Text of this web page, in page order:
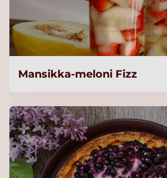
Mansikka-meloni Fizz